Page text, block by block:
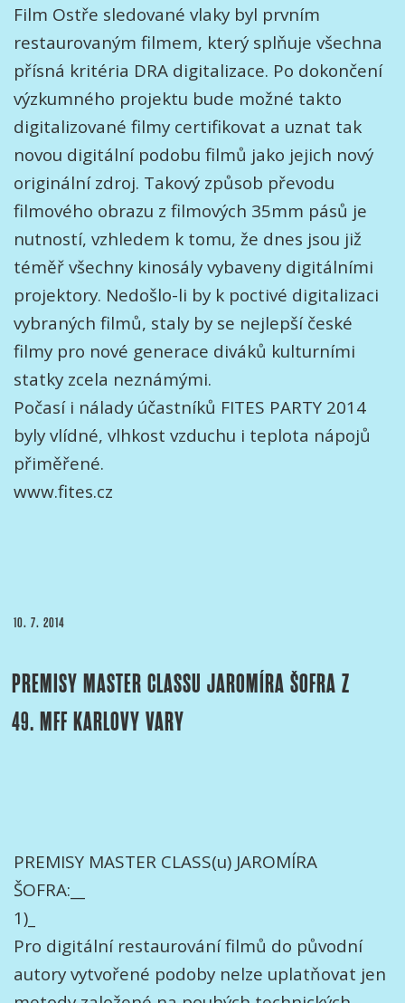
Film Ostře sledované vlaky byl prvním
restaurovaným filmem, který splňuje všechna
přísná kritéria DRA digitalizace. Po dokončení
výzkumného projektu bude možné takto
digitalizované filmy certifikovat a uznat tak
novou digitální podobu filmů jako jejich nový
originální zdroj. Takový způsob převodu
filmového obrazu z filmových 35mm pásů je
nutností, vzhledem k tomu, že dnes jsou již
téměř všechny kinosály vybaveny digitálními
projektory. Nedošlo-li by k poctivé digitalizaci
vybraných filmů, staly by se nejlepší české
filmy pro nové generace diváků kulturními
statky zcela neznámými.
Počasí i nálady účastníků FITES PARTY 2014
byly vlídné, vlhkost vzduchu i teplota nápojů
přiměřené.
www.fites.cz
PUBLIKOVÁNO
10. 7. 2014
PREMISY MASTER CLASSU JAROMÍRA ŠOFRA Z
49. MFF KARLOVY VARY
PREMISY MASTER CLASS(u) JAROMÍRA
ŠOFRA:__
1)_
Pro digitální restaurování filmů do původní
autory vytvořené podoby nelze uplatňovat jen